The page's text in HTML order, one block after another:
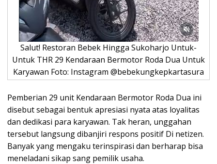
Salut! Restoran Bebek Hingga Sukoharjo Untuk-
Untuk THR 29 Kendaraan Bermotor Roda Dua Untuk
Karyawan Foto: Instagram @bebekungkepkartasura
Pemberian 29 unit Kendaraan Bermotor Roda Dua ini
disebut sebagai bentuk apresiasi nyata atas loyalitas
dan dedikasi para karyawan. Tak heran, unggahan
tersebut langsung dibanjiri respons positif Di netizen.
Banyak yang mengaku terinspirasi dan berharap bisa
meneladani sikap sang pemilik usaha.